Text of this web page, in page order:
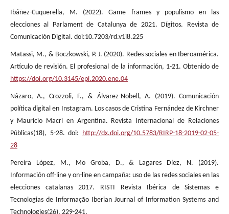
Ibáñez-Cuquerella, M. (2022). Game frames y populismo en las
elecciones al Parlament de Catalunya de 2021. Dígitos. Revista de
Comunicación Digital. doi:10.7203/rd.v1i8.225
Matassi, M., & Boczkowski, P. J. (2020). Redes sociales en Iberoamérica.
Artículo de revisión. El profesional de la información, 1-21. Obtenido de
https://doi.org/10.3145/epi.2020.ene.04
Názaro, A., Crozzoli, F., & Álvarez-Nobell, A. (2019). Comunicación
política digital en Instagram. Los casos de Cristina Fernández de Kirchner
y Mauricio Macri en Argentina. Revista Internacional de Relaciones
Públicas(18), 5-28. doi: http://dx.doi.org/10.5783/RIRP-18-2019-02-05-
28
Pereira López, M., Mo Groba, D., & Lagares Díez, N. (2019).
Información off-line y on-line en campaña: uso de las redes sociales en las
elecciones catalanas 2017. RISTI Revista Ibérica de Sistemas e
Tecnologias de Informação Iberian Journal of Information Systems and
Technologies(26), 229-241.